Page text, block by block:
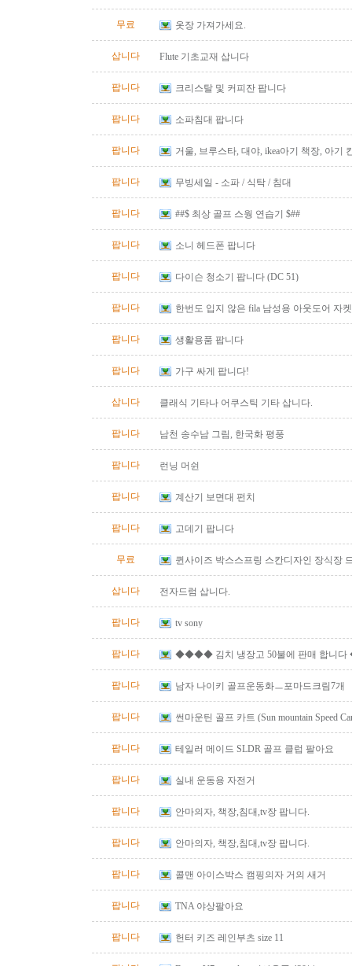
무료 옷장 가져가세요.
삽니다 Flute 기초교재 삽니다
팝니다 크리스탈 및 커피잔 팝니다
팝니다 소파침대 팝니다
팝니다 거울, 브루스타, 대야, ikea아기 책장, 아기
팝니다 무빙세일 - 소파 / 식탁 / 침대
팝니다 ##$ 최상 골프 스웡 연습기 $##
팝니다 소니 헤드폰 팝니다
팝니다 다이슨 청소기 팝니다 (DC 51)
팝니다
한번도 입지 않은 fila 남성용 아웃도어 자
팝니다
생활용품 팝니다
팝니다 가구 싸게 팝니다!
삽니다 클래식 기타나 어쿠스틱 기타 삽니다.
팝니다 남천 송수남 그림, 한국화 평풍
팝니다 런닝 머쉰
팝니다 계산기 보면대 펀치
팝니다 고데기 팝니다
무료 퀸사이즈 박스스프링 스칸디자인 장식장
삽니다 전자드럼 삽니다.
팝니다 tv sony
팝니다 ◆◆◆◆ 김치 냉장고 50불에 판매 합니
팝니다 남자 나이키 골프운동화ㅡ포마드크림7개
팝니다 썬마운틴 골프 카트 (Sun mountain Speed
팝니다 테일러 메이드 SLDR 골프 클럽 팔아요
팝니다 실내 운동용 자전거
팝니다 안마의자, 책장,침대,tv장 팝니다.
팝니다 안마의자, 책장,침대,tv장 팝니다.
팝니다 콜맨 아이스박스 캠핑의자 거의 새거
팝니다 TNA 야상팔아요
팝니다 헌터 키즈 레인부츠 size 11